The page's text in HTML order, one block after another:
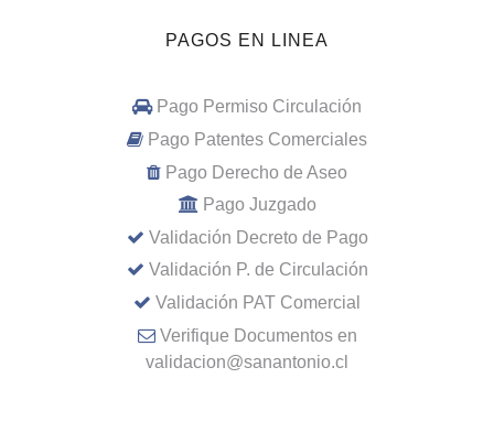
PAGOS EN LINEA
Pago Permiso Circulación
Pago Patentes Comerciales
Pago Derecho de Aseo
Pago Juzgado
Validación Decreto de Pago
Validación P. de Circulación
Validación PAT Comercial
Verifique Documentos en
validacion@sanantonio.cl